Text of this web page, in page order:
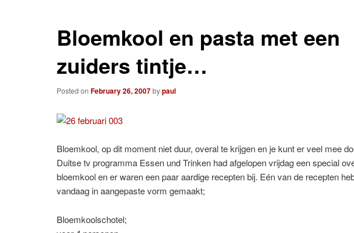
Bloemkool en pasta met een
zuiders tintje…
Posted on February 26, 2007bypaul
Bloemkool, op dit moment niet duur, overal te krijgen en je kunt er veel mee
Duitse tv programma Essen und Trinken had afgelopen vrijdag een special
bloemkool en er waren een paar aardige recepten bij. Eén van de recepten
vandaag in aangepaste vorm gemaakt;
Bloemkoolschotel;